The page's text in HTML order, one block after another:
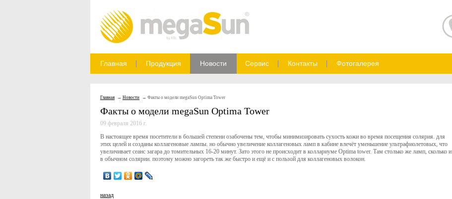
Главная Продукция Новости Сервис Контакты Фотогалерея
Главная Новости Факты о модели megaSun Optima Tower
Факты о модели megaSun Optima Tower
09 февраля 2016 г.
В настоящее время посетители в большей степени озабочены тем, чтобы минимизировать сухость кожи во время посещения солярия. для
этих целей и созданы коллагеновые лампы. но обычно увеличение коллагеновых ламп в кабине влечёт уменьшение ультрафиолетовых, что
увеличивает сеанс загара до томительных 16-20 минут. Зато этого не происходит в коллариуме Optima tower. Там столько же ламп, сколько и
в обычном солярии. поэтому можно загореть так же быстро и ещё и с пользой для коллагеновых волокон.
назад